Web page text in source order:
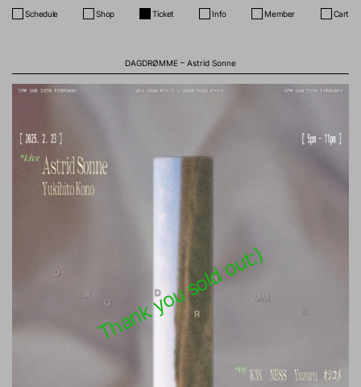
Schedule Shop Ticket Info Member Cart
DAGDRØMME – Astrid Sonne
Thank you sold out:)